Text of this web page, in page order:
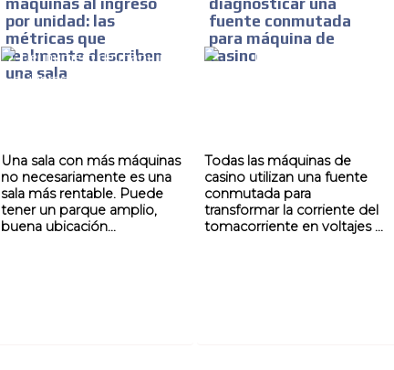
máquinas al ingreso
por unidad: las
métricas que
realmente describen
una sala
Una sala con más máquinas
no necesariamente es una
sala más rentable. Puede
tener un parque amplio,
buena ubicación...
diagnosticar una
fuente conmutada
para máquina de
casino
Todas las máquinas de
casino utilizan una fuente
conmutada para
transformar la corriente del
tomacorriente en voltajes ...